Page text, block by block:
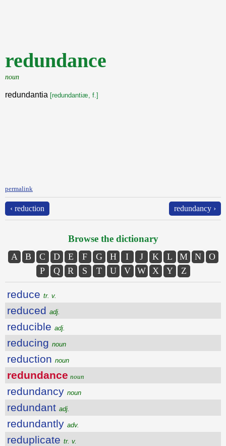
redundance
noun
redundantia [redundantiæ, f.]
permalink
‹ reduction redundancy ›
Browse the dictionary
A B C D E F G H I J K L M N
O
P
Q R S T U V W X Y Z
reduce tr. v.
reduced adj.
reducible adj.
reducing noun
reduction noun
redundance noun
redundancy noun
redundant adj.
redundantly adv.
reduplicate tr. v.